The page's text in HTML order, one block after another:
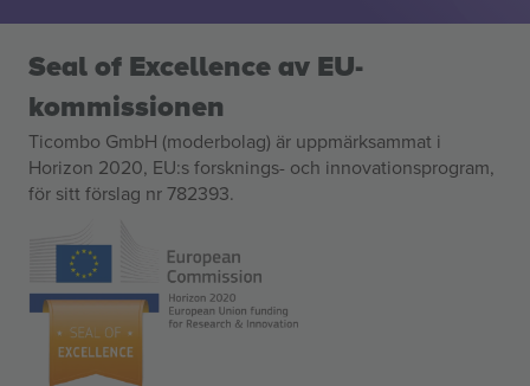
Seal of Excellence av EU-
kommissionen
Ticombo GmbH (moderbolag) är uppmärksammat i
Horizon 2020, EU:s forsknings- och innovationsprogram,
för sitt förslag nr 782393.